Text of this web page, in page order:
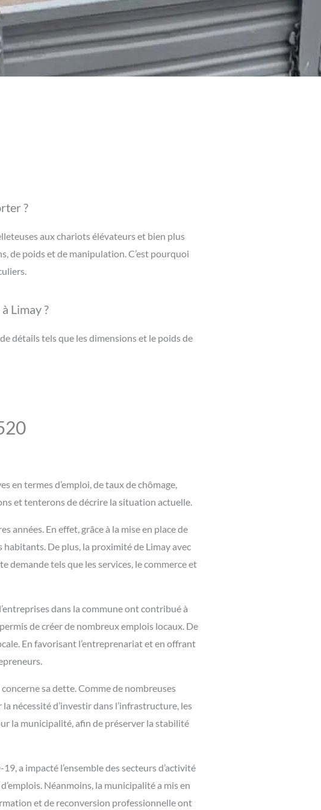
?
aux chariots élévateurs et bien plus
de poids et de manipulation. C’est pourquoi
Limay ?
détails tels que les dimensions et le poids de
en termes d’emploi, de taux de chômage,
et tenterons de décrire la situation actuelle.
années. En effet, grâce à la mise en place de
De plus, la proximité de Limay avec
demande tels que les services, le commerce et
dans la commune ont contribué à
de créer de nombreux emplois locaux. De
En favorisant l’entreprenariat et en offrant
sa dette. Comme de nombreuses
nécessité d’investir dans l’infrastructure, les
la municipalité, afin de préserver la stabilité
a impacté l’ensemble des secteurs d’activité
Néanmoins, la municipalité a mis en
et de reconversion professionnelle ont